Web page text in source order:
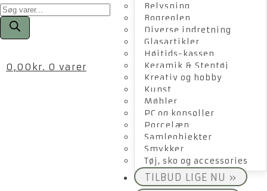
Products
search
0,00 kr. 0 varer
Belysning
Bogreolen
Diverse indretning
Glasartikler
Højtids-kassen
Keramik & Stentøj
Kreativ og hobby
Kunst
Møbler
PC og konsoller
Porcelæn
Samleobjekter
Smykker
Tøj, sko og accessories
TILBUD LIGE NU »